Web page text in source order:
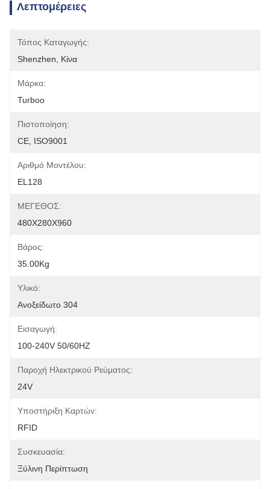
Λεπτομέρειες
Τόπος Καταγωγής:
Shenzhen, Κίνα
Μάρκα:
Turboo
Πιστοποίηση:
CE, ISO9001
Αριθμό Μοντέλου:
EL128
ΜΕΓΕΘΟΣ:
480X280X960
Βάρος:
35.00Kg
Υλικό:
Ανοξείδωτο 304
Εισαγωγή:
100-240V 50/60HZ
Παροχή Ηλεκτρικού Ρεύματος:
24V
Υποστήριξη Καρτών:
RFID
Συσκευασία:
Ξύλινη Περίπτωση